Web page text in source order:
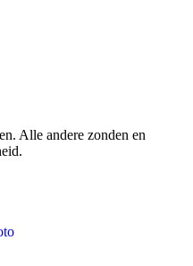
Alle andere zonden en